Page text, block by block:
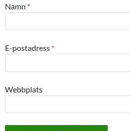
Namn *
E-postadress *
Webbplats